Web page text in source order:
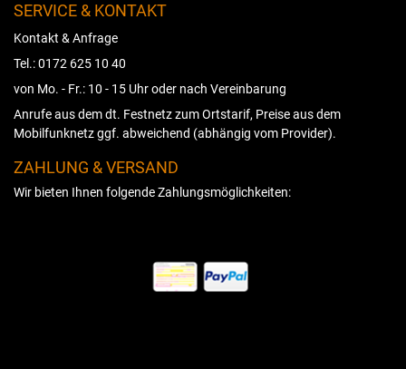
SERVICE & KONTAKT
Kontakt & Anfrage
Tel.: 0172 625 10 40
von Mo. - Fr.: 10 - 15 Uhr oder nach Vereinbarung
Anrufe aus dem dt. Festnetz zum Ortstarif, Preise aus dem
Mobilfunknetz ggf. abweichend (abhängig vom Provider).
ZAHLUNG & VERSAND
Wir bieten Ihnen folgende Zahlungsmöglichkeiten: